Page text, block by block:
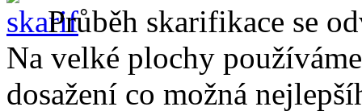
Průběh skarifikace se
Na velké plochy
dosažení co možná